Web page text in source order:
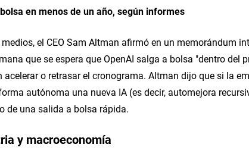
en menos de un año, según informes
el CEO Sam Altman afirmó en un memorándum
que se espera que OpenAI salga a bolsa "dentro del
o retrasar el cronograma. Altman dijo que si la
autónoma una nueva IA (es decir, automejora
de una salida a bolsa rápida.
y macroeconomía